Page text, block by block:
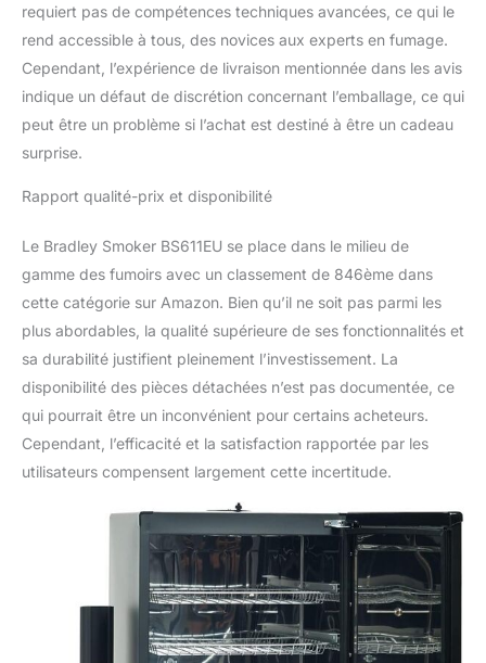
requiert pas de compétences techniques avancées, ce qui le
rend accessible à tous, des novices aux experts en fumage.
Cependant, l’expérience de livraison mentionnée dans les avis
indique un défaut de discrétion concernant l’emballage, ce qui
peut être un problème si l’achat est destiné à être un cadeau
surprise.
Rapport qualité-prix et disponibilité
Le Bradley Smoker BS611EU se place dans le milieu de
gamme des fumoirs avec un classement de 846ème dans
cette catégorie sur Amazon. Bien qu’il ne soit pas parmi les
plus abordables, la qualité supérieure de ses fonctionnalités et
sa durabilité justifient pleinement l’investissement. La
disponibilité des pièces détachées n’est pas documentée, ce
qui pourrait être un inconvénient pour certains acheteurs.
Cependant, l’efficacité et la satisfaction rapportée par les
utilisateurs compensent largement cette incertitude.